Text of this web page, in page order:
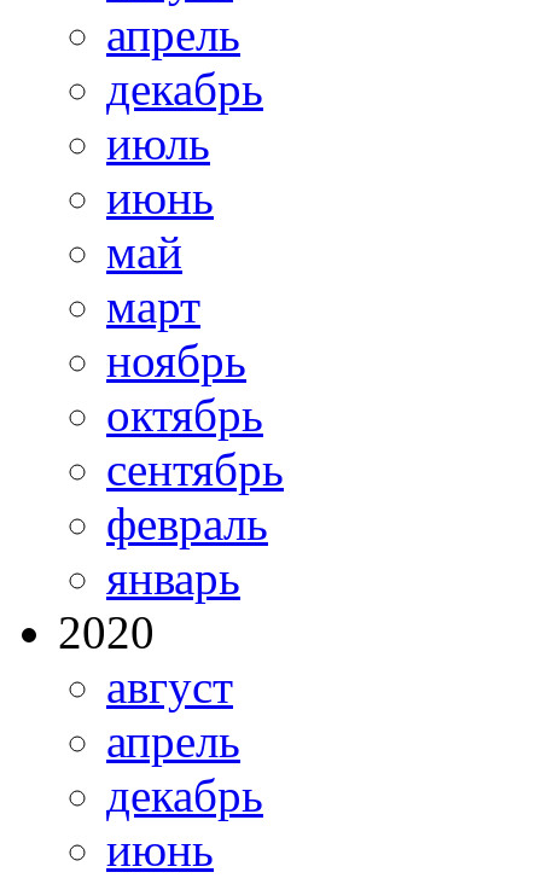
апрель
декабрь
июль
июнь
май
март
ноябрь
октябрь
сентябрь
февраль
январь
2020
август
апрель
декабрь
июнь